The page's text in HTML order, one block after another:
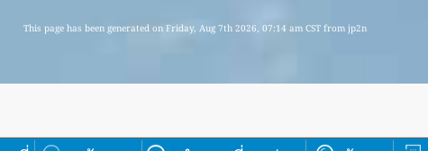
This page has been generated on Friday, Aug 7th 2026, 07:14 am CST from jp2n